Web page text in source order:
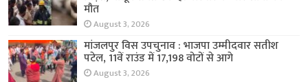
मौत
August 3, 2026
मांजलपुर विस उपचुनाव : भाजपा उम्मीदवार सतीश
पटेल, 11वें राउंड में 17,198 वोटों से आगे
August 3, 2026